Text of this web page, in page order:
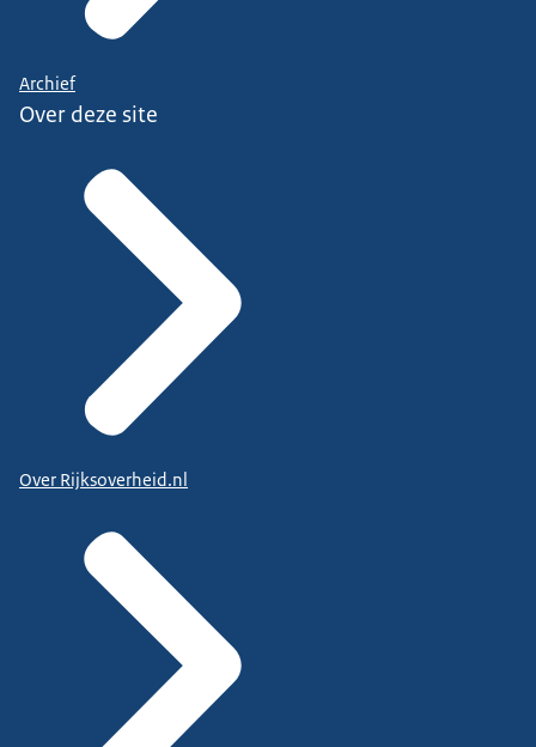
Archief
Over deze site
Over Rijksoverheid.nl